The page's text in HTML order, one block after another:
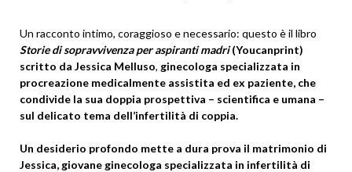
Un racconto intimo, coraggioso e necessario: questo è il libro
Storie di sopravvivenza per aspiranti madri(Youcanprint)
scritto da Jessica Melluso, ginecologa specializzata in
procreazione medicalmente assistita ed ex paziente, che
condivide la sua doppia prospettiva – scientifica e umana –
sul delicato tema dell’infertilità di coppia.
Un desiderio profondo mette a dura prova il matrimonio di
Jessica, giovane ginecologa specializzata in infertilità di